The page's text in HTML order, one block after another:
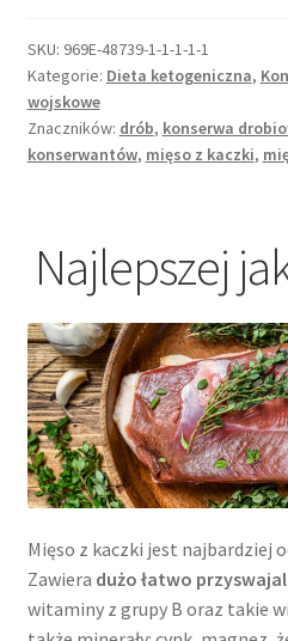
SKU: 969E-48739-1-1-1-1-1
Kategorie: Dieta ketogeniczna,
wojskowe
Znaczników: drób, konserwa
konserwantów, mięso z kaczki,
Najlepszej
Mięso z kaczki jest najbardziej
Zawiera dużo łatwo
witaminy z grupy B oraz takie